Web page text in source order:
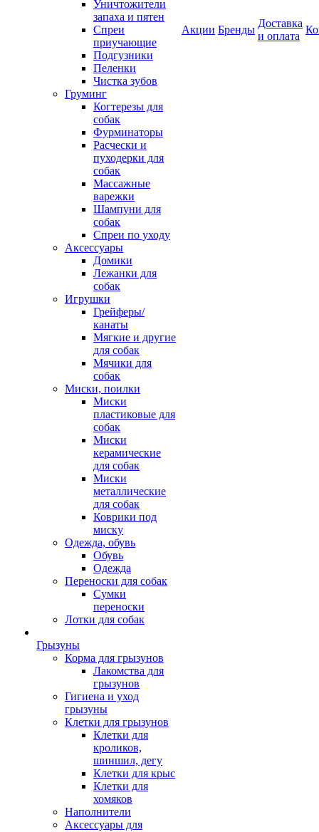
Уничтожители
запаха и пятен
Спреи
приучающие
Подгузники
Пеленки
Чистка зубов
Груминг
Когтерезы для
собак
Фурминаторы
Расчески и
пуходерки для
собак
Массажные
варежки
Шампуни для
собак
Спреи по уходу
Аксессуары
Домики
Лежанки для
собак
Игрушки
Грейферы/
канаты
Мягкие и другие
для собак
Мячики для
собак
Миски, поилки
Миски
пластиковые для
собак
Миски
керамические
для собак
Миски
металлические
для собак
Коврики под
миску
Одежда, обувь
Обувь
Одежда
Переноски для собак
Сумки
переноски
Лотки для собак
Грызуны
Корма для грызунов
Лакомства для
грызунов
Гигиена и уход
грызуны
Клетки для грызунов
Клетки для
кроликов,
шиншил, дегу
Клетки для крыс
Клетки для
хомяков
Наполнители
Аксессуары для
Акции Бренды
Доставка
и оплата